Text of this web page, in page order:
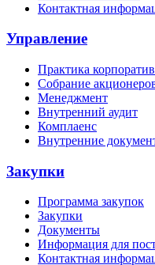
Контактная
Управление
Практика
Собрание
Менеджмент
Внутренний аудит
Комплаенс
Внутренние
Закупки
Программа закупок
Закупки
Документы
Информация для
Контактная